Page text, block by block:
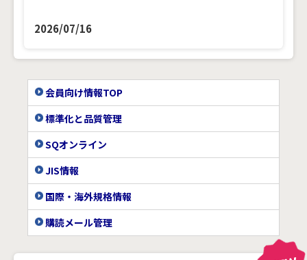
2026/07/16
会員向け情報TOP
標準化と品質管理
SQオンライン
JIS情報
国際・海外規格情報
購読メール管理